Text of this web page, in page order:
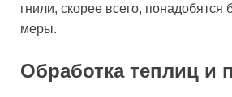
гнили, скорее всего, понадобятся
меры.
Обработка теплиц и